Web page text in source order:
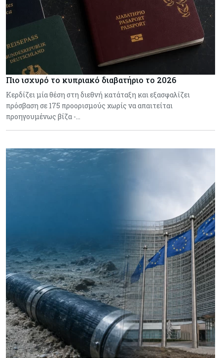
Πιο ισχυρό το κυπριακό διαβατήριο το 2026
Κερδίζει μία θέση στη διεθνή κατάταξη και εξασφαλίζει
πρόσβαση σε 175 προορισμούς χωρίς να απαιτείται
προηγουμένως βίζα -…